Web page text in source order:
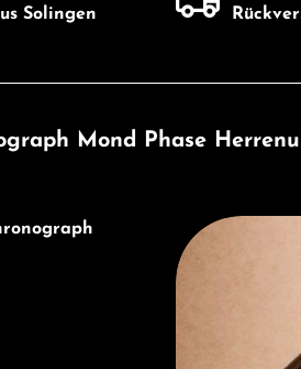
Solingen
Mond Phase
Entdecken Sie